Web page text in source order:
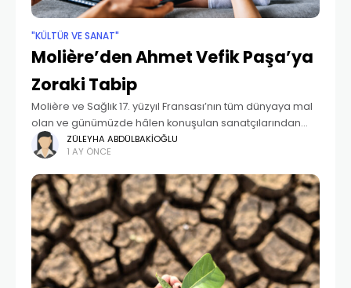
"KÜLTÜR VE SANAT"
Molière’den Ahmet Vefik Paşa’ya
Zoraki Tabip
Molière ve Sağlık 17. yüzyıl Fransası’nın tüm dünyaya mal
olan ve günümüzde hâlen konuşulan sanatçılarından
Jean Baptiste Poquelin Molière (1622-1673), döneminin
kusurlarını hicvettiği komedi türündeki tiyatro eserleriyle
meşhurdur. Hukuk eğitimi
ZÜLEYHA ABDÜLBAKIOĞLU
1 AY ÖNCE